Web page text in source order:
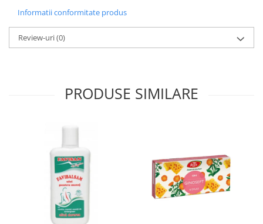
Informatii conformitate produs
Review-uri(0)
PRODUSE SIMILARE